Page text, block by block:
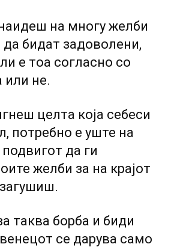
на многу желби
да бидат задоволени,
е тоа согласно со
или не.
целта која себеси
потребно е уште на
да ги
желби за на крајот
таква борба и биди
се дарува само